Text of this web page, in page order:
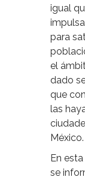
igual
para
el
dado
que
las
México.
En
se